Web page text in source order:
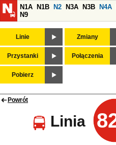
N1A
N1B N2 N3A N3B N4A
N9
Linie Zmiany
Przystanki Połączenia
Pobierz
Powrót
Linia